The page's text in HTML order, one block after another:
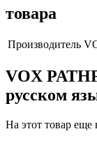
товара
Производитель
VOX
русском
На этот товар еще